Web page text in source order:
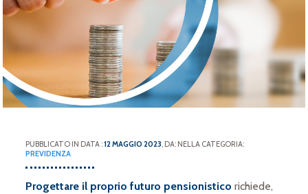
PUBBLICATO IN DATA :12 MAGGIO 2023, DA: NELLA CATEGORIA:
PREVIDENZA
Progettare il proprio futuro pensionisticorichiede,